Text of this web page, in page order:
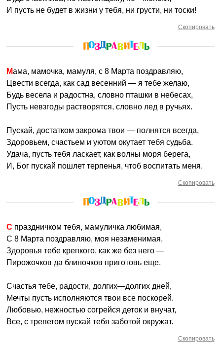
И пусть не будет в жизни у тебя, ни грусти, ни тоски!
Скопировать
Мама, мамочка, мамуля, с 8 Марта поздравляю,
Цвести всегда, как сад весенний — я тебе желаю,
Будь весела и радостна, словно пташки в небесах,
Пусть невзгоды растворятся, словно лед в ручьях.
Пускай, достатком закрома твои — полнятся всегда,
Здоровьем, счастьем и уютом окутает тебя судьба.
Удача, пусть тебя ласкает, как волны моря берега,
И, Бог пускай пошлет терпенья, чтоб воспитать меня.
Скопировать
С праздничком тебя, мамуличка любимая,
С 8 Марта поздравляю, моя незаменимая,
Здоровья тебе крепкого, как же без него —
Пирожочков да блиночков приготовь еще.
Счастья тебе, радости, долгих—долгих дней,
Мечты пусть исполняются твои все поскорей.
Любовью, нежностью согрейся деток и внучат,
Все, с трепетом пускай тебя заботой окружат.
Скопировать